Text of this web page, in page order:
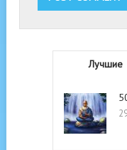
Лучшие